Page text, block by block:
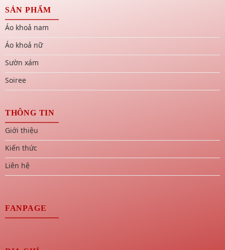
SẢN PHẨM
Áo khoả nam
Áo khoả nữ
Sườn xám
Soiree
THÔNG TIN
Giới thiệu
Kiến thức
Liên hệ
FANPAGE